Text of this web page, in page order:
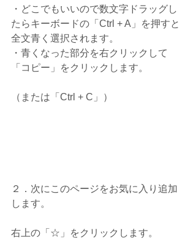
・どこでもいいので数文字ドラッグし
たらキーボードの「Ctrl + A」を押すと
全文青く選択されます。
・青くなった部分を右クリックして
「コピー」をクリックします。
（または「Ctrl + C」）
２．次にこのページをお気に入り追加
します。
右上の「☆」をクリックします。